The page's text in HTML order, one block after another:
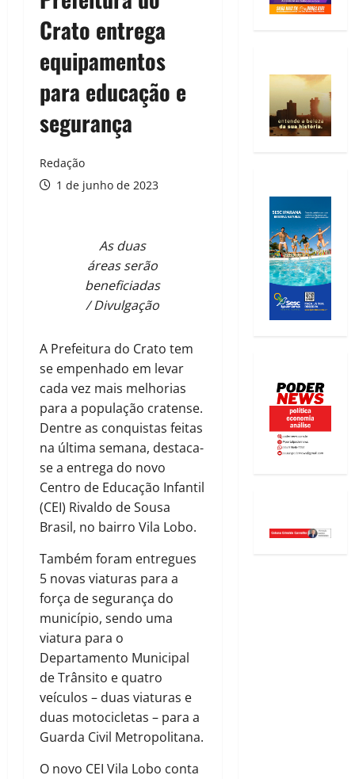
Crato entrega
equipamentos
para educação e
segurança
Redação
1 de junho de 2023
As duas
áreas serão
beneficiadas
/ Divulgação
A Prefeitura do Crato tem
se empenhado em levar
cada vez mais melhorias
para a população cratense.
Dentre as conquistas feitas
na última semana, destaca-
se a entrega do novo
Centro de Educação Infantil
(CEI) Rivaldo de Sousa
Brasil, no bairro Vila Lobo.
Também foram entregues
5 novas viaturas para a
força de segurança do
município, sendo uma
viatura para o
Departamento Municipal
de Trânsito e quatro
veículos – duas viaturas e
duas motocicletas – para a
Guarda Civil Metropolitana.
O novo CEI Vila Lobo conta